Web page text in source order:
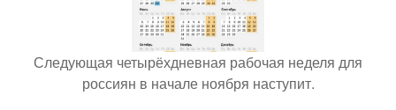
Следующая четырёхдневная рабочая неделя для
россиян в начале ноября наступит.